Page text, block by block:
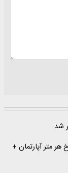
شد
متر آپارتمان +